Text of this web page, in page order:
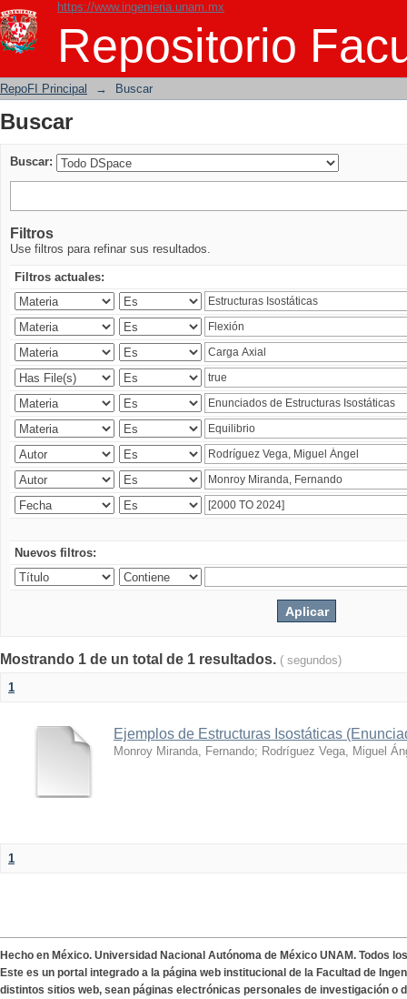
https://www.ingenieria.unam.mx
Repositorio
Buscar
RepoFI Principal → Buscar
Buscar
Buscar:
Filtros
Use filtros para refinar sus resultados.
Filtros actuales:
Nuevos filtros:
Mostrando 1 de un total de 1 resultados. ( segundos)
1
Ejemplos de Estructuras Isostáticas
Monroy Miranda, Fernando; Rodríguez Vega, Miguel
1
Hecho en México. Universidad Nacional Autónoma de México UNAM. Todos
Este es un portal integrado a la página web institucional de la Facultad de
distintos sitios web, sean páginas electrónicas personales de investigación o